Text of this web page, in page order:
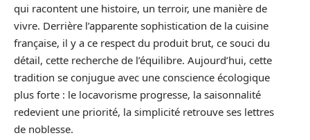
qui racontent une histoire, un terroir, une manière de
vivre. Derrière l’apparente sophistication de la cuisine
française, il y a ce respect du produit brut, ce souci du
détail, cette recherche de l’équilibre. Aujourd’hui, cette
tradition se conjugue avec une conscience écologique
plus forte : le locavorisme progresse, la saisonnalité
redevient une priorité, la simplicité retrouve ses lettres
de noblesse.